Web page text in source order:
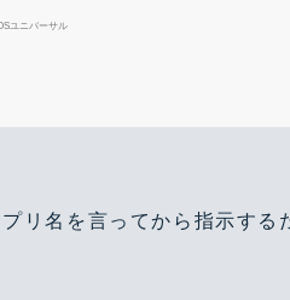
ユニバーサル
リ名を言ってから指示する